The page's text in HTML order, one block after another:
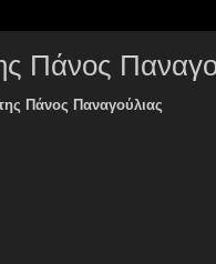
Πάνος
Πάνος Παναγούλιας